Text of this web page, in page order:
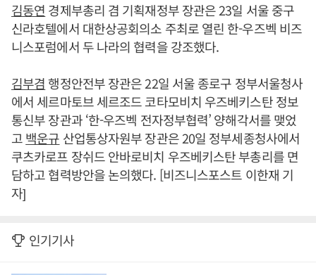
김동연 경제부총리 겸 기획재정부 장관은 23일 서울 중구
신라호텔에서 대한상공회의소 주최로 열린 한-우즈벡 비즈
니스포럼에서 두 나라의 협력을 강조했다.
김부겸행정안전부 장관은 22일 서울 종로구 정부서울청사
에서 세르마토브 세르조드 코타모비치 우즈베키스탄 정보
통신부 장관과 ‘한-우즈벡 전자정부협력’ 양해각서를 맺었
고백운규 산업통상자원부 장관은 20일 정부세종청사에서
쿠츠카로프 장쉬드 안바로비치 우즈베키스탄 부총리를 면
담하고 협력방안을 논의했다. [비즈니스포스트 이한재 기
자]
인기기사